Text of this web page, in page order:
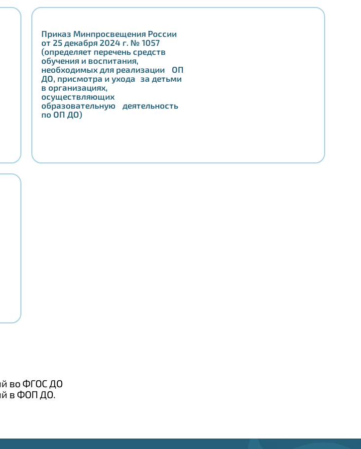
Приказ Минпросвещения России
от 25 декабря 2024 г. № 1057
(определяет перечень средств
обучения и воспитания,
необходимых для реализации ОП
ДО, присмотра и ухода за детьми
в организациях,
осуществляющих
образовательную деятельность
по ОП ДО)
во ФГОС ДО
в ФОП ДО.